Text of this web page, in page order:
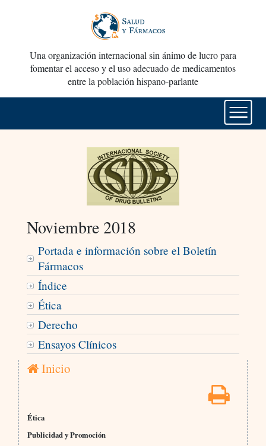
Una organización internacional sin ánimo de lucro para
fomentar el acceso y el uso adecuado de medicamentos
entre la población hispano-parlante
Noviembre 2018
Portada e información sobre el Boletín
Fármacos
Índice
Ética
Derecho
Ensayos Clínicos
Inicio
Ética
Publicidad y Promoción